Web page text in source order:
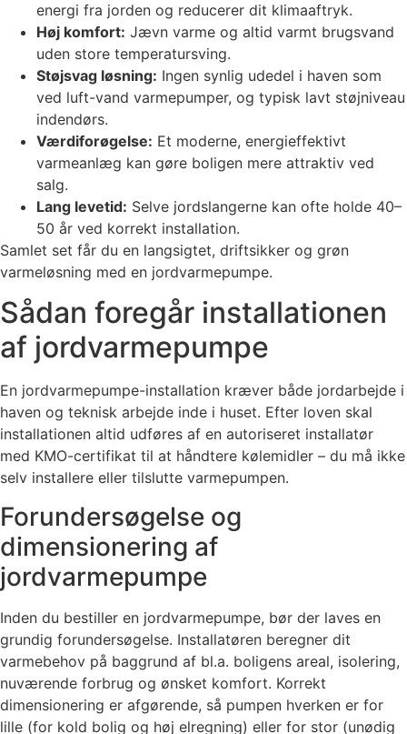
energi fra jorden og reducerer dit klimaaftryk.
Høj komfort: Jævn varme og altid varmt brugsvand
uden store temperatursving.
Støjsvag løsning: Ingen synlig udedel i haven som
ved luft-vand varmepumper, og typisk lavt støjniveau
indendørs.
Værdiforøgelse: Et moderne, energieffektivt
varmeanlæg kan gøre boligen mere attraktiv ved
salg.
Lang levetid: Selve jordslangerne kan ofte holde 40–
50 år ved korrekt installation.
Samlet set får du en langsigtet, driftsikker og grøn
varmeløsning med en jordvarmepumpe.
Sådan foregår installationen
af jordvarmepumpe
En jordvarmepumpe-installation kræver både jordarbejde i
haven og teknisk arbejde inde i huset. Efter loven skal
installationen altid udføres af en autoriseret installatør
med KMO-certifikat til at håndtere kølemidler – du må ikke
selv installere eller tilslutte varmepumpen.
Forundersøgelse og
dimensionering af
jordvarmepumpe
Inden du bestiller en jordvarmepumpe, bør der laves en
grundig forundersøgelse. Installatøren beregner dit
varmebehov på baggrund af bl.a. boligens areal, isolering,
nuværende forbrug og ønsket komfort. Korrekt
dimensionering er afgørende, så pumpen hverken er for
lille (for kold bolig og høj elregning) eller for stor (unødig